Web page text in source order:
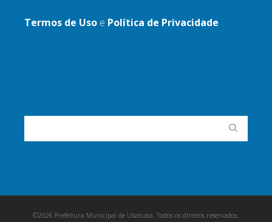
Termos de Uso e Política de Privacidade
©2026 Prefeitura Municipal de Ubatuba. Todos os direitos reservados.